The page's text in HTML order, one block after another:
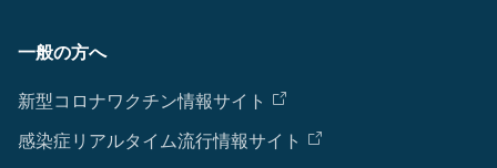
一般の方へ
新型コロナワクチン情報サイト
感染症リアルタイム流行情報サイト